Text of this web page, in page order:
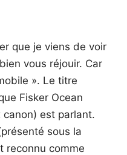
que je viens de voir
vous réjouir. Car
». Le titre
Fisker Ocean
canon) est parlant.
sous la
reconnu comme